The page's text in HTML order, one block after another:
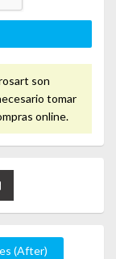
son
tomar
online.
(After)